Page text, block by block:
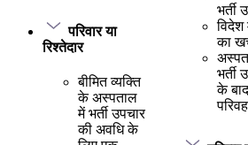
परिवार या
रिश्तेदार
बीमित व्यक्ति
के अस्पताल
में भर्ती उपचार
की अवधि के
भर्ती
विदेश
का
भर्ती
के बाद